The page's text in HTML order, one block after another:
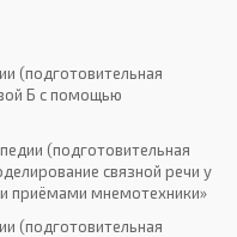
(подготовительная
Б с помощью
(подготовительная
связной речи у
приёмами мнемотехники»
(подготовительная